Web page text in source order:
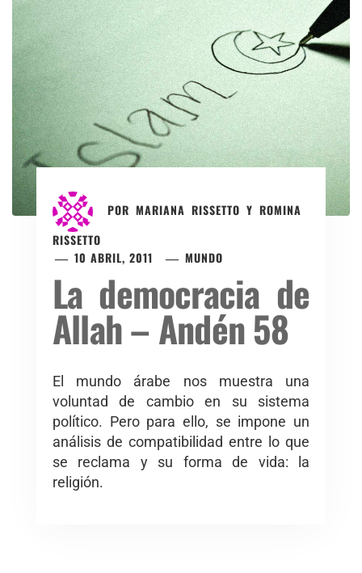
POR MARIANA RISSETTO Y ROMINA
RISSETTO
10 ABRIL, 2011
MUNDO
La democracia de
Allah – Andén 58
El mundo árabe nos muestra una
voluntad de cambio en su sistema
político. Pero para ello, se impone un
análisis de compatibilidad entre lo que
se reclama y su forma de vida: la
religión.